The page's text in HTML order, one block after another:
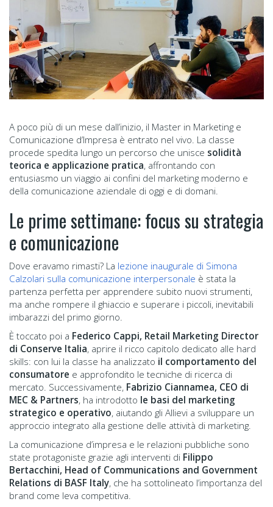
A poco più di un mese dall’inizio, il Master in Marketing e
Comunicazione d’Impresa è entrato nel vivo. La classe
procede spedita lungo un percorso che unisce solidità
teorica e applicazione pratica, affrontando con
entusiasmo un viaggio ai confini del marketing moderno e
della comunicazione aziendale di oggi e di domani.
Le prime settimane: focus su strategia
e comunicazione
Dove eravamo rimasti? La lezione inaugurale di Simona
Calzolari sulla comunicazione interpersonale è stata la
partenza perfetta per apprendere subito nuovi strumenti,
ma anche rompere il ghiaccio e superare i piccoli, inevitabili
imbarazzi del primo giorno.
È toccato poi a Federico Cappi, Retail Marketing Director
di Conserve Italia, aprire il ricco capitolo dedicato alle hard
skills: con lui la classe ha analizzato il comportamento del
consumatore e approfondito le tecniche di ricerca di
mercato. Successivamente, Fabrizio Ciannamea, CEO di
MEC & Partners, ha introdotto le basi del marketing
strategico e operativo, aiutando gli Allievi a sviluppare un
approccio integrato alla gestione delle attività di marketing.
La comunicazione d’impresa e le relazioni pubbliche sono
state protagoniste grazie agli interventi di Filippo
Bertacchini, Head of Communications and Government
Relations di BASF Italy, che ha sottolineato l’importanza del
brand come leva competitiva.